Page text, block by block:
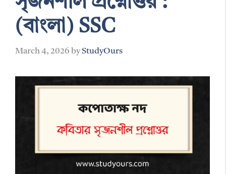
(বাংলা) SSC
March 4, 2026 byStudyOurs